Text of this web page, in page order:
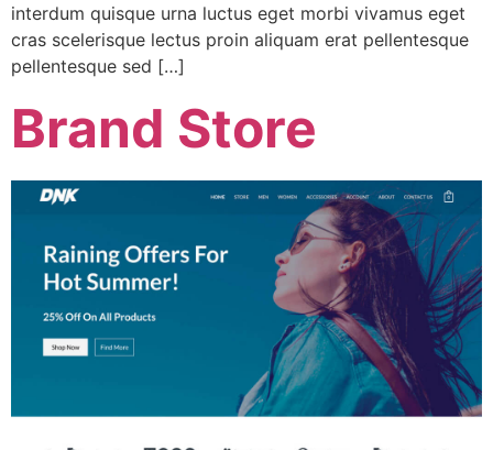
interdum quisque urna luctus eget morbi vivamus eget
cras scelerisque lectus proin aliquam erat pellentesque
pellentesque sed […]
Brand Store